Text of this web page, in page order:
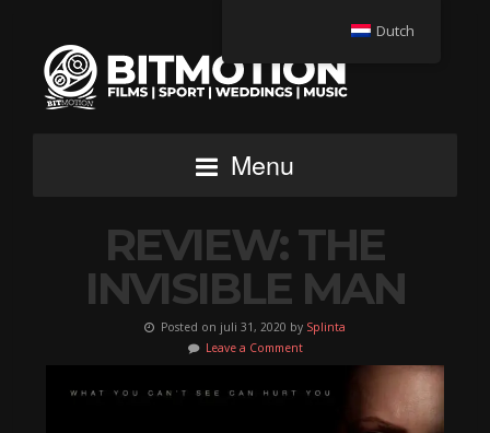
Menu
REVIEW: THE
INVISIBLE MAN
Posted on juli 31, 2020 by Splinta
Leave a Comment
Dutch